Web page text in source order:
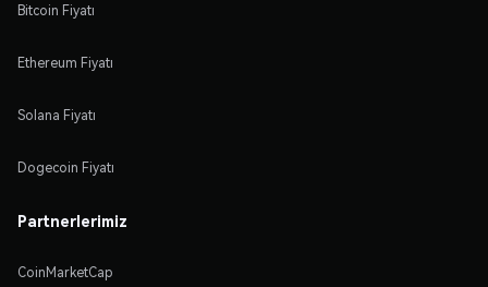
Bitcoin Fiyatı
Ethereum Fiyatı
Solana Fiyatı
Dogecoin Fiyatı
Partnerlerimiz
CoinMarketCap